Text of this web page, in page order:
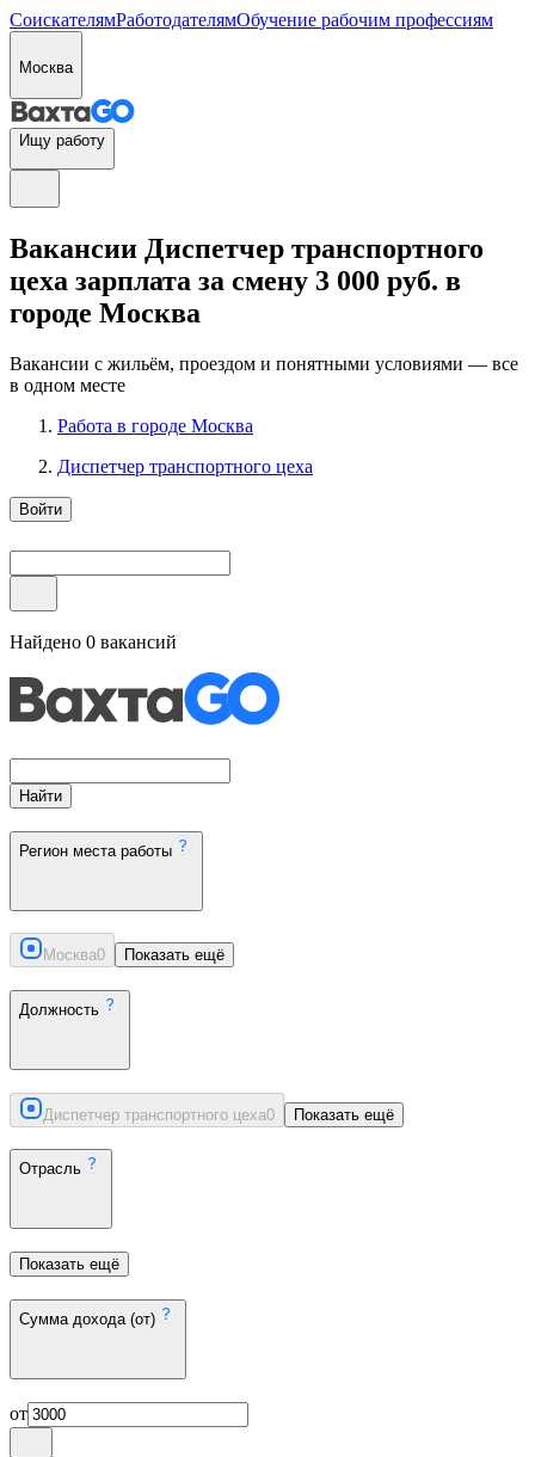
СоискателямРаботодателямОбучение рабочим профессиям
Москва
Ищу работу
Вакансии Диспетчер транспортного
цеха зарплата за смену 3 000 руб. в
городе Москва
Вакансии с жильём, проездом и понятными условиями — все
в одном месте
Работа в городе Москва
Диспетчер транспортного цеха
Войти
Найдено 0 вакансий
Найти
Регион места работы
Москва0 Показать ещё
Должность
Диспетчер транспортного цеха0 Показать ещё
Отрасль
Показать ещё
Сумма дохода (от)
от